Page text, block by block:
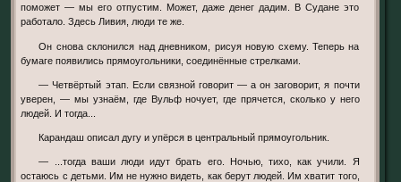
поможет — мы его отпустим. Может, даже денег дадим. В Судане это
работало. Здесь Ливия, люди те же.
Он снова склонился над дневником, рисуя новую схему. Теперь на
бумаге появились прямоугольники, соединённые стрелками.
— Четвёртый этап. Если связной говорит — а он заговорит, я почти
уверен, — мы узнаём, где Вульф ночует, где прячется, сколько у него
людей. И тогда...
Карандаш описал дугу и упёрся в центральный прямоугольник.
— ...тогда ваши люди идут брать его. Ночью, тихо, как учили. Я
остаюсь с детьми. Им не нужно видеть, как берут людей. Им хватит того,